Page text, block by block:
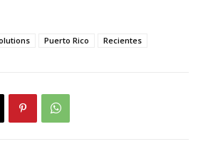
Puerto Rico Recientes